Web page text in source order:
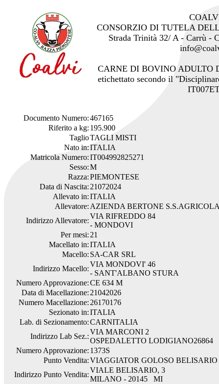
CONSORZIO DI TUTELA
Strada Trinità 32/ A - Carrù -
CARNE DI BOVINO ADULTO
etichettato secondo il
Documento Numero:467165
Riferito a kg: 195.900
TaglioTAGLI MISTI
Nato in:ITALIA
Matricola Numero:IT004992825271
Sesso:M
Razza:PIEMONTESE
Data di Nascita: 21072024
Allevato in:ITALIA
Allevatore: AZIENDA BERTONE
Indirizzo Allevatore:
VIA RIFREDDO 84
- MONDOVI
Per mesi: 21
Macellato in:ITALIA
Macello: SA-CAR SRL
Indirizzo Macello:
VIA MONDOVI' 46
- SANT'ALBANO STURA
Numero Approvazione:CE 634 M
Data di Macellazione: 21042026
Numero Macellazione: 26170176
Sezionato in:ITALIA
Lab. di Sezionamento:CARNITALIA
Indirizzo Lab Sez.:
VIA MARCONI 2
OSPEDALETTO LODIGIANO26864
Numero Approvazione: 1373S
Punto Vendita:VIAGGIATOR GOLOSO BELISARIO
Indirizzo Punto Vendita:
VIALE BELISARIO, 3
MILANO - 20145 MI